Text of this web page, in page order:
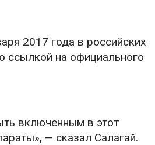
2017 года в российских
ссылкой на официального
включенным в этот
— сказал Салагай.